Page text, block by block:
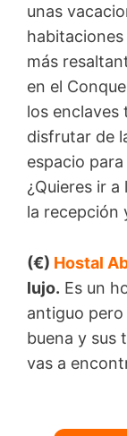
unas
más
en el
los enclaves
disfrutar de
espacio
¿Quieres ir a
la recepción
(€) Hostal
lujo. Es un
antiguo pero
buena y sus
vas a